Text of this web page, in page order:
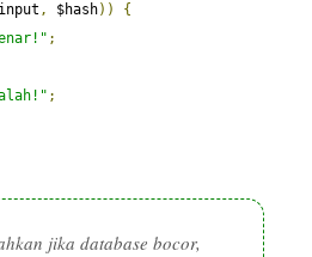
, $hash))
{
;
;
jika database bocor,